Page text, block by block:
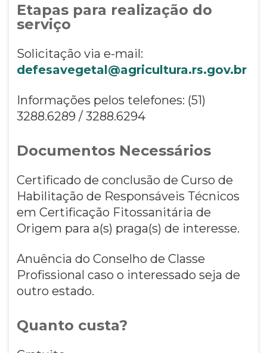
Etapas para realização do
serviço
Solicitação via e-mail:
defesavegetal@agricultura.rs.gov.br
Informações pelos telefones: (51)
3288.6289 / 3288.6294
Documentos Necessários
Certificado de conclusão de Curso de
Habilitação de Responsáveis Técnicos
em Certificação Fitossanitária de
Origem para a(s) praga(s) de interesse.
Anuência do Conselho de Classe
Profissional caso o interessado seja de
outro estado.
Quanto custa?